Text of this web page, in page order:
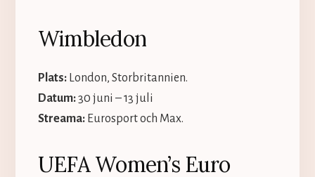
Wimbledon
Plats:
London, Storbritannien.
Datum:30 juni – 13 juli
Streama:Eurosport och Max.
UEFA Women’s Euro